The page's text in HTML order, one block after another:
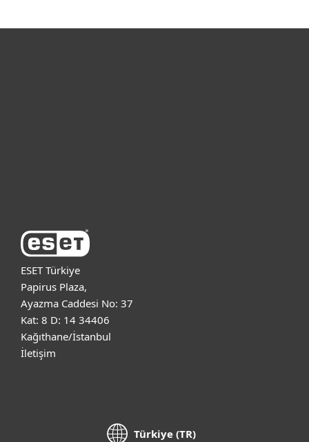
ESET Türkiye
Papirus Plaza,
Ayazma Caddesi No: 37
Kat: 8 D: 14 34406
Kağıthane/İstanbul
İletişim
Türkiye (TR)